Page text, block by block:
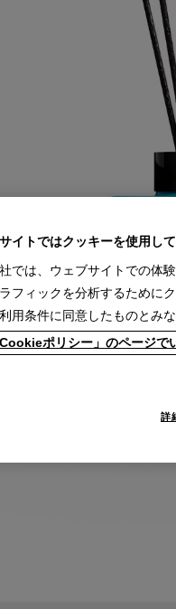
イトではクッキーを使用し
では、ウェブサイトでの体
ラフィックを分析するために
用条件に同意したものとみな
Cookieポリシー」のページ
詳